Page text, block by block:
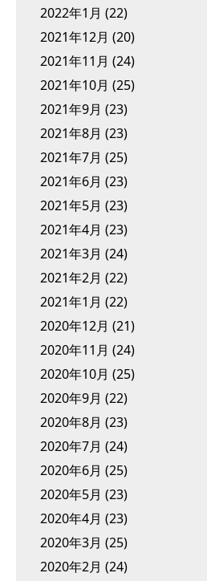
2022年1月 (22)
2021年12月 (20)
2021年11月 (24)
2021年10月 (25)
2021年9月 (23)
2021年8月 (23)
2021年7月 (25)
2021年6月 (23)
2021年5月 (23)
2021年4月 (23)
2021年3月 (24)
2021年2月 (22)
2021年1月 (22)
2020年12月 (21)
2020年11月 (24)
2020年10月 (25)
2020年9月 (22)
2020年8月 (23)
2020年7月 (24)
2020年6月 (25)
2020年5月 (23)
2020年4月 (23)
2020年3月 (25)
2020年2月 (24)